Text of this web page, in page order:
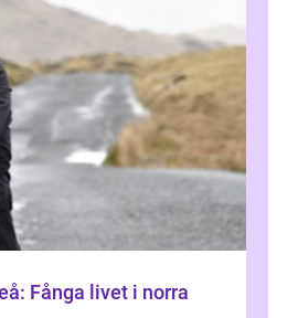
Fånga livet i norra